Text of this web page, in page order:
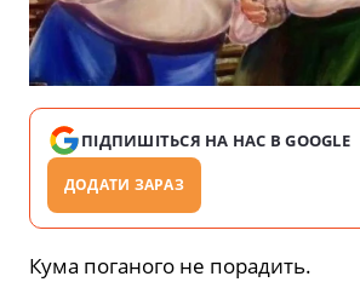
ПІДПИШІТЬСЯ НА НАС В GOOGLE
ДОДАТИ ЗАРАЗ
Кума поганого не порадить.